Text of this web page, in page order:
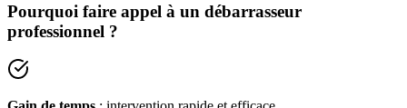
Pourquoi faire appel à un débarrasseur
professionnel ?